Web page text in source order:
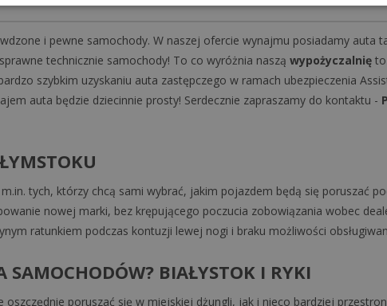
i pewne samochody. W naszej ofercie wynajmu posiadamy auta
technicznie samochody! To co wyróżnia naszą wypożyczalnię
szybkim uzyskaniu auta zastępczego w ramach ubezpieczenia
auta będzie dziecinnie prosty! Serdecznie zapraszamy do kontaktu -
tych, którzy chcą sami wybrać, jakim pojazdem będą się poruszać
nowej marki, bez krępującego poczucia zobowiązania wobec
ratunkiem podczas kontuzji lewej nogi i braku możliwości
SAMOCHODÓW? BIAŁYSTOK I RYKI
poruszać się w miejskiej dżungli, jak i nieco bardziej